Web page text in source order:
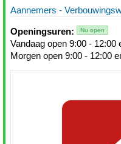
Aannemers -
Openingsuren: Nu open
Vandaag open 9:00 - 12:00
Morgen open 9:00 - 12:00